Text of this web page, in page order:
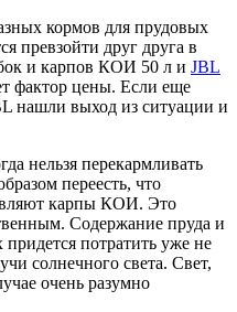
кормов для прудовых
превзойти друг друга в
и карпов КОИ 50 л и JBL
фактор цены. Если еще
нашли выход из ситуации и
нельзя перекармливать
переесть, что
карпы КОИ. Это
Содержание пруда и
потратить уже не
солнечного света. Свет,
очень разумно